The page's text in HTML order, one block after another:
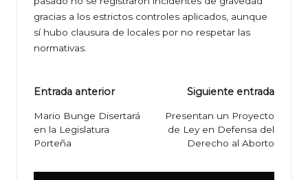
gracias a los estrictos controles aplicados, aunque
sí hubo clausura de locales por no respetar las
normativas.
Navegación
de
entradas
Entrada anterior
Mario Bunge Disertará
en la Legislatura
Porteña
Siguiente entrada
Presentan un Proyecto
de Ley en Defensa del
Derecho al Aborto